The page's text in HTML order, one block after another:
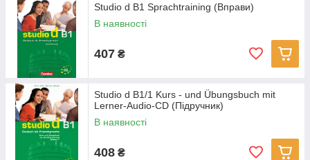
Studio d B1 Sprachtraining (Вправи)
В наявності
407 ₴
Studio d B1/1 Kurs - und Übungsbuch mit
Lerner-Audio-CD (Підручник)
В наявності
408 ₴